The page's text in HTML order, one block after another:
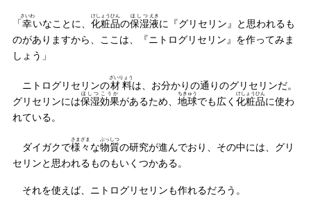
「幸
さいわ
いなことに、 化粧品
けしょうひん
の保湿
ほしつ
液
えき
に『グリセリン』と思われるも
のがありますから、ここは、『ニトログリセリン』を作ってみま
しょう」
ニトログリセリンの材料
ざいりょう
は、お分かりの通りのグリセリンだ。
グリセリンには保湿
ほしつ
効果
こうか
があるため、 地球
ちきゅう
でも広く 化粧品
けしょうひん
に使わ
れている。
ダイガクで様々
さまざま
な物質
ぶっしつ
の研究が進んでおり、その中には、グリ
セリンと思われるものもいくつかある。
それを使えば、ニトログリセリンも作れるだろう。